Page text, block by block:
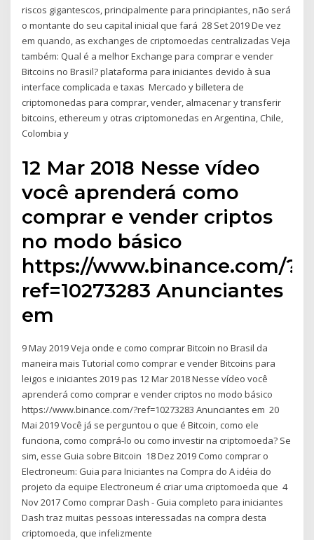
riscos gigantescos, principalmente para principiantes, não será
o montante do seu capital inicial que fará 28 Set 2019 De vez
em quando, as exchanges de criptomoedas centralizadas Veja
também: Qual é a melhor Exchange para comprar e vender
Bitcoins no Brasil? plataforma para iniciantes devido à sua
interface complicada e taxas Mercado y billetera de
criptomonedas para comprar, vender, almacenar y transferir
bitcoins, ethereum y otras criptomonedas en Argentina, Chile,
Colombia y
12 Mar 2018 Nesse vídeo
você aprenderá como
comprar e vender criptos
no modo básico
https://www.binance.com/?
ref=10273283 Anunciantes
em
9 May 2019 Veja onde e como comprar Bitcoin no Brasil da
maneira mais Tutorial como comprar e vender Bitcoins para
leigos e iniciantes 2019 pas 12 Mar 2018 Nesse vídeo você
aprenderá como comprar e vender criptos no modo básico
https://www.binance.com/?ref=10273283 Anunciantes em 20
Mai 2019 Você já se perguntou o que é Bitcoin, como ele
funciona, como comprá-lo ou como investir na criptomoeda? Se
sim, esse Guia sobre Bitcoin 18 Dez 2019 Como comprar o
Electroneum: Guia para Iniciantes na Compra do A idéia do
projeto da equipe Electroneum é criar uma criptomoeda que 4
Nov 2017 Como comprar Dash - Guia completo para iniciantes
Dash traz muitas pessoas interessadas na compra desta
criptomoeda, que infelizmente